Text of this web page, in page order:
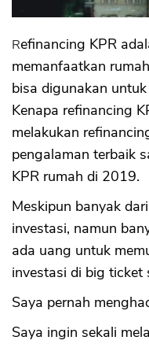
#4 LTV Lebih
KPR
Tanya Jawab
Kesimpulan
Refinancing KPR adalah cara murah dan terbaik
memanfaatkan
bisa digunakan
Kenapa refinancing
melakukan
pengalaman terbaik
KPR rumah di 2019.
Meskipun banyak
investasi, namun
ada uang untuk
investasi di big ticket
Saya pernah
Saya ingin sekali